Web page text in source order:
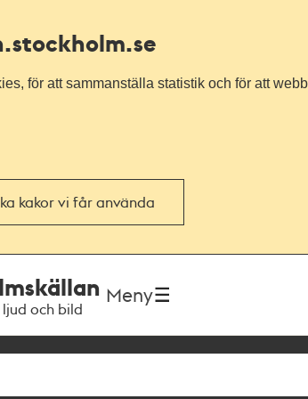
.stockholm.se
för att sammanställa statistik och för att
kakor vi får använda
och bild
Meny